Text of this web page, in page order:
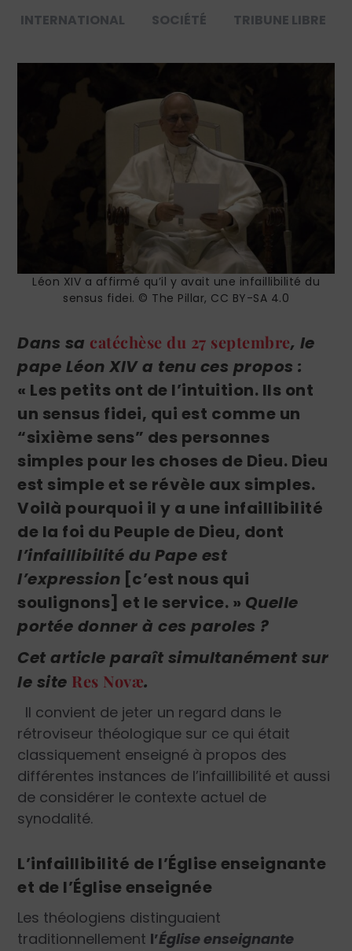
INTERNATIONAL
SOCIÉTÉ TRIBUNE LIBRE
Léon XIV a affirmé qu’il y avait une infaillibilité du
sensus fidei. © The Pillar, CC BY-SA 4.0
Dans sa catéchèse du 27 septembre, le
pape Léon XIV a tenu ces propos :
« Les petits ont de l’intuition. Ils ont
un sensus fidei, qui est comme un
“sixième sens” des personnes
simples pour les choses de Dieu. Dieu
est simple et se révèle aux simples.
Voilà pourquoi il y a une infaillibilité
de la foi du Peuple de Dieu, dont
l’infaillibilité du Pape est
l’expression [c’est nous qui
soulignons] et le service. » Quelle
portée donner à ces paroles ?
Cet article paraît simultanément sur
le site Res Novæ.
Il convient de jeter un regard dans le
rétroviseur théologique sur ce qui était
classiquement enseigné à propos des
différentes instances de l’infaillibilité et aussi
de considérer le contexte actuel de
synodalité.
L’infaillibilité de l’Église enseignante
et de l’Église enseignée
Les théologiens distinguaient
traditionnellement l’Église enseignante